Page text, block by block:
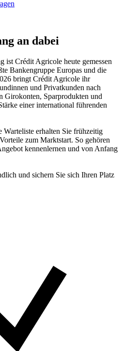
an dabei
ist Crédit Agricole heute gemessen
Bankengruppe Europas und die
bringt Crédit Agricole ihr
und Privatkunden nach
Girokonten, Sparprodukten und
einer international führenden
erhalten Sie frühzeitig
zum Marktstart. So gehören
kennenlernen und von Anfang
und sichern Sie sich Ihren Platz